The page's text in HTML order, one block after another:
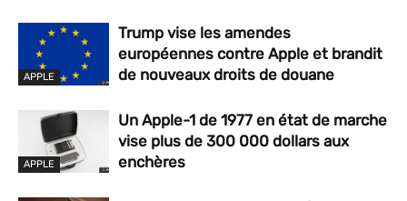
APPLE
Trump vise les amendes
européennes contre Apple et brandit
de nouveaux droits de douane
APPLE
Un Apple-1 de 1977 en état de marche
vise plus de 300 000 dollars aux
enchères